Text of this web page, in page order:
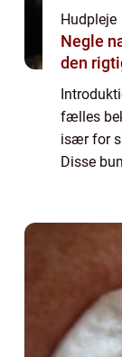
Hudpleje
Negle
den
fælles
især for
Disse